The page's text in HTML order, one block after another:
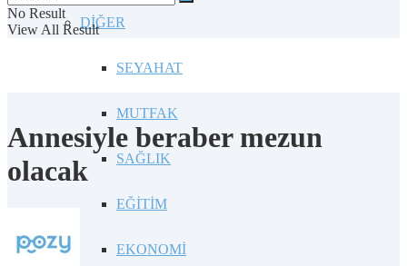
DİĞER
SEYAHAT
MUTFAK
SAĞLIK
EĞİTİM
EKONOMİ
No Result
View All Result
Annesiyle beraber mezun
olacak